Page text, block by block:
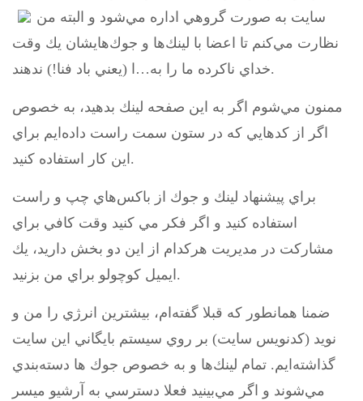
سايت به صورت گروهي اداره مي‌شود و البته من
نظارت مي‌كنم تا اعضا با لينك‌ها و جوك‌هايشان يك وقت
خداي ناكرده ما را به…ا (يعني باد فنا!) ندهند.
ممنون مي‌شوم اگر به اين صفحه لينك بدهيد، به خصوص
اگر از كدهايي كه در ستون سمت راست داده‌ايم براي
اين كار استفاده كنيد.
براي پيشنهاد لينك و جوك از باكس‌هاي چپ و راست
استفاده كنيد و اگر فكر مي كنيد وقت كافي براي
مشاركت در مديريت هركدام از اين دو بخش داريد، يك
ايميل كوچولو براي من بزنيد.
ضمنا همانطور كه قبلا گفته‌ام، بيشترين انرژي را من و
نويد (كدنويس سايت) بر روي سيستم بايگاني اين سايت
گذاشته‌ايم. تمام لينك‌ها و به خصوص جوك ها دسته‌بندي
مي‌شوند و اگر مي‌بينيد فعلا دسترسي به آرشيو ميسر